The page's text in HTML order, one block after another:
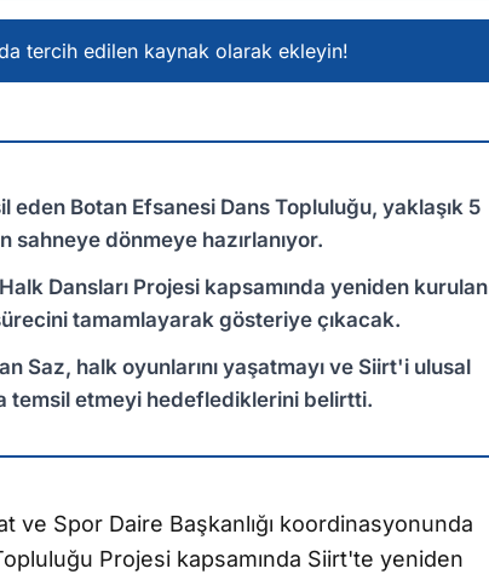
tercih edilen kaynak olarak ekleyin!
eden Botan Efsanesi Dans Topluluğu, yaklaşık 5
sahneye dönmeye hazırlanıyor.
Dansları Projesi kapsamında yeniden kurulan
tamamlayarak gösteriye çıkacak.
Saz, halk oyunlarını yaşatmayı ve Siirt'i ulusal
temsil etmeyi hedeflediklerini belirtti.
ve Spor Daire Başkanlığı koordinasyonunda
Projesi kapsamında Siirt'te yeniden